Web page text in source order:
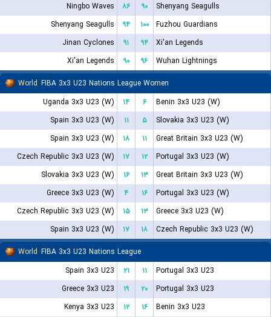
Ningbo Waves
۸۶ ۹۰
Shenyang Seagulls
Shenyang Seagulls
۹۴ ۱۰۰
Fuzhou Guardians
Jinan Cyclones
۹۱ ۹۴
Xi'an Legends
Xi'an Legends
۹۰ ۹۶
Wuhan Lightnings
World FIBA 3x3 U23 Nations League Women
Uganda 3x3 U23 (W)
۱۴ ۶
Benin 3x3 U23 (W)
Spain 3x3 U23 (W)
۱۱ ۵
Slovakia 3x3 U23 (W)
Spain 3x3 U23 (W)
۱۸ ۱۱
Great Britain 3x3 U23 (W)
Czech Republic 3x3 U23 (W)
۱۷ ۱۲
Portugal 3x3 U23 (W)
Slovakia 3x3 U23 (W)
۱۶ ۱۳
Great Britain 3x3 U23 (W)
Greece 3x3 U23 (W)
۴ ۱۶
Portugal 3x3 U23 (W)
Czech Republic 3x3 U23 (W)
۱۵ ۱۳
Greece 3x3 U23 (W)
Spain 3x3 U23 (W)
۱۷ ۱۸
Czech Republic 3x3 U23 (W)
World FIBA 3x3 U23 Nations League
Spain 3x3 U23
۲۱ ۱۱
Portugal 3x3 U23
Greece 3x3 U23
۱۹ ۲۰
Portugal 3x3 U23
Kenya 3x3 U23
۱۲ ۱۶ Benin 3x3 U23